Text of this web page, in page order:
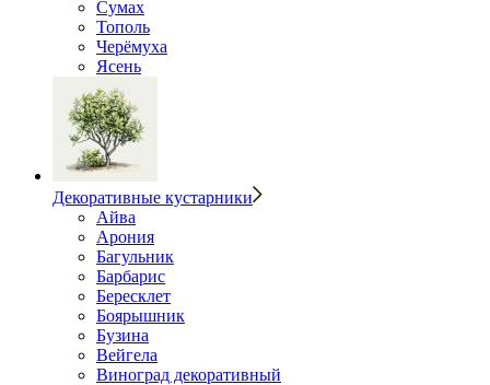
Сумах
Тополь
Черёмуха
Ясень
Декоративные кустарники
Айва
Арония
Багульник
Барбарис
Бересклет
Боярышник
Бузина
Вейгела
Виноград декоративный